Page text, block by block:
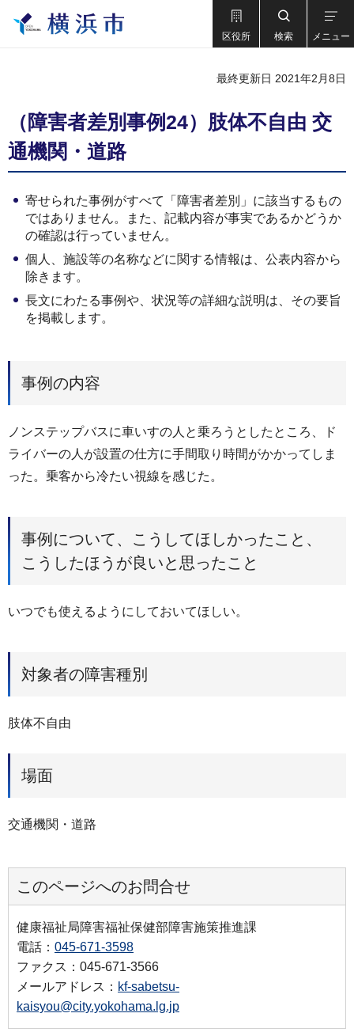
区役所 検索 メニュー
最終更新日 2021年2月8日
（障害者差別事例24）肢体不自由 交
通機関・道路
寄せられた事例がすべて「障害者差別」に該当するもの
ではありません。また、記載内容が事実であるかどうか
の確認は行っていません。
個人、施設等の名称などに関する情報は、公表内容から
除きます。
長文にわたる事例や、状況等の詳細な説明は、その要旨
を掲載します。
事例の内容
ノンステップバスに車いすの人と乗ろうとしたところ、ド
ライバーの人が設置の仕方に手間取り時間がかかってしま
った。乗客から冷たい視線を感じた。
事例について、こうしてほしかったこと、
こうしたほうが良いと思ったこと
いつでも使えるようにしておいてほしい。
対象者の障害種別
肢体不自由
場面
交通機関・道路
このページへのお問合せ
健康福祉局障害福祉保健部障害施策推進課
電話： 045-671-3598
ファクス：045-671-3566
メールアドレス： kf-sabetsu-
kaisyou@city.yokohama.lg.jp